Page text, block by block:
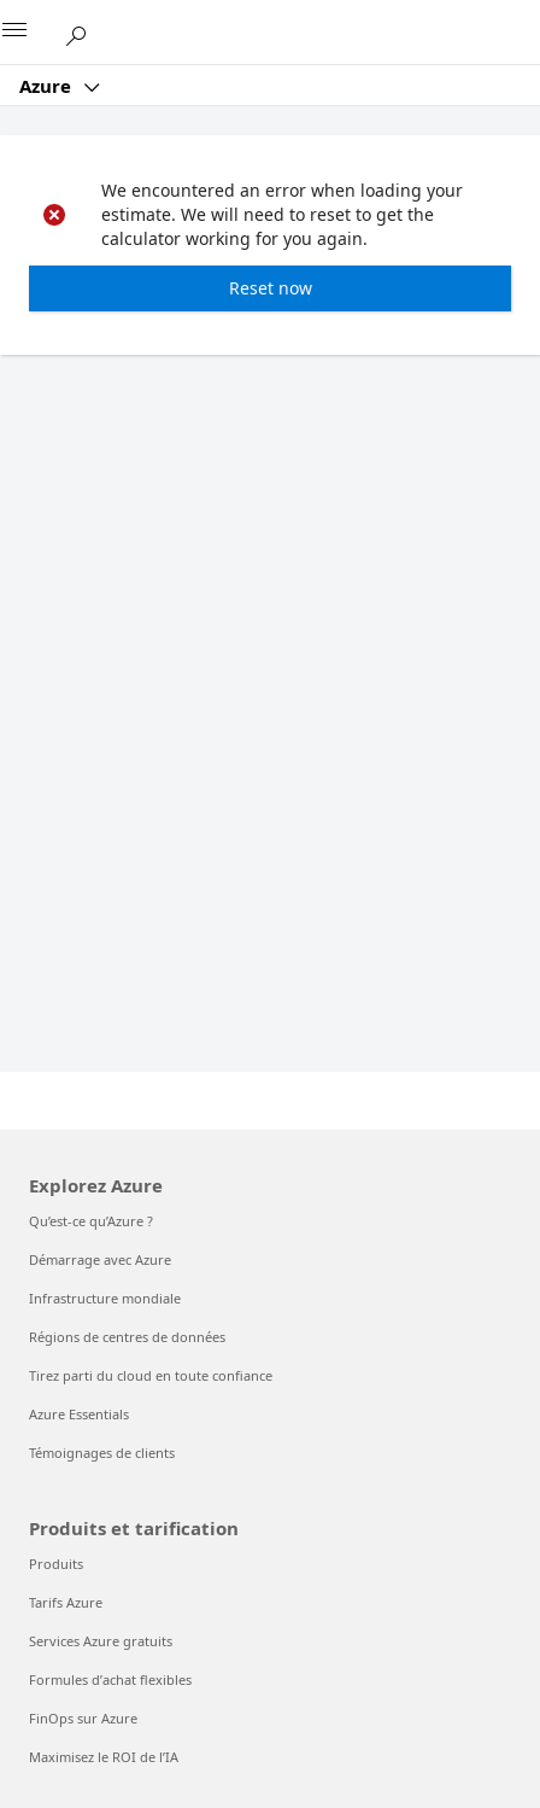
Azure
We encountered an error when loading your
estimate. We will need to reset to get the
calculator working for you again.
Reset now
Explorez Azure
Qu’est-ce qu’Azure ?
Démarrage avec Azure
Infrastructure mondiale
Régions de centres de données
Tirez parti du cloud en toute confiance
Azure Essentials
Témoignages de clients
Produits et tarification
Produits
Tarifs Azure
Services Azure gratuits
Formules d’achat flexibles
FinOps sur Azure
Maximisez le ROI de l’IA